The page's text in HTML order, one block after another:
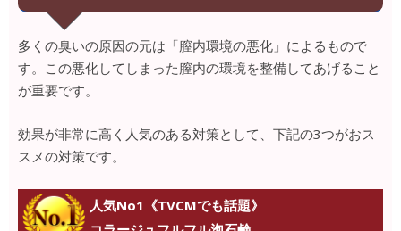
多くの臭いの原因の元は「膣内環境の悪化」によるもので
す。この悪化してしまった膣内の環境を整備してあげること
が重要です。
効果が非常に高く人気のある対策として、下記の3つがおス
スメの対策です。
人気No1《TVCMでも話題》